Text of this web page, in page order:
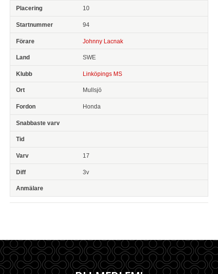
10
94
Johnny Lacnak
SWE
Linköpings MS
Mullsjö
Honda
17
3v